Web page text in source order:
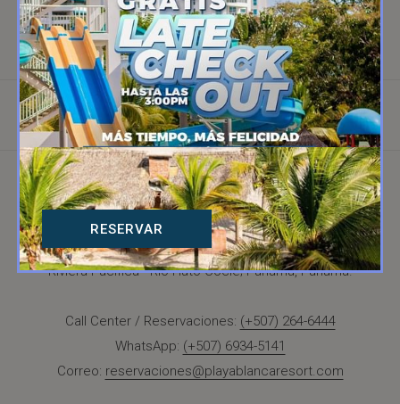
($)
CONTACTO
POLÍTICA DE PRIVACIDAD
Riviera Pacifica - Rio Hato Coclé; Panamá, Panamá.
Call Center / Reservaciones: (+507) 264-6444
WhatsApp: (+507) 6934-5141
Correo: reservaciones@playablancaresort.com
RESERVAR